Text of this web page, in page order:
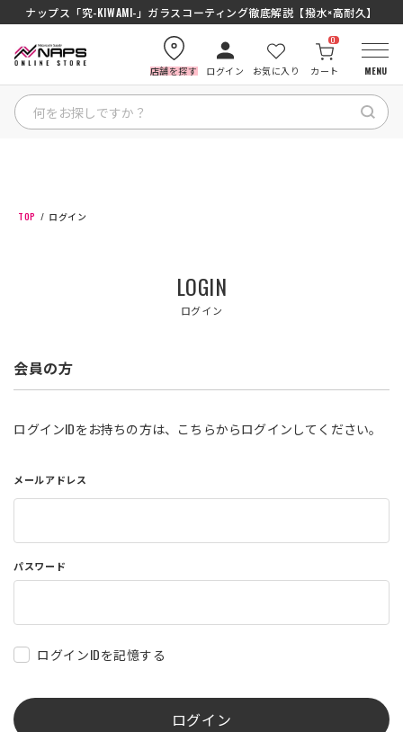
ナップス「究-KIWAMI-」ガラスコーティング徹底解説【撥水×高耐久】
店舗を探す ログイン お気に入り カート
0
MENU
カテゴリから探す
ナップスメンバーズ
店舗を探す
コーポレートサイト
利用規約
商品レビュー利用規約
プライバシーポリシー
TOP ログイン
LOGIN
ログイン
会員の方
ログインIDをお持ちの方は、こちらからログインしてください。
メールアドレス
パスワード
ログインIDを記憶する
ログイン